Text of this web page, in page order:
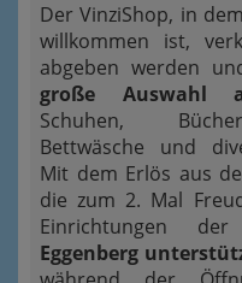
Der VinziShop, in
willkommen ist,
abgeben werden
große Auswahl
Schuhen,
Bettwäsche und
Mit dem Erlös aus
die zum 2. Mal
Einrichtungen
Eggenberg